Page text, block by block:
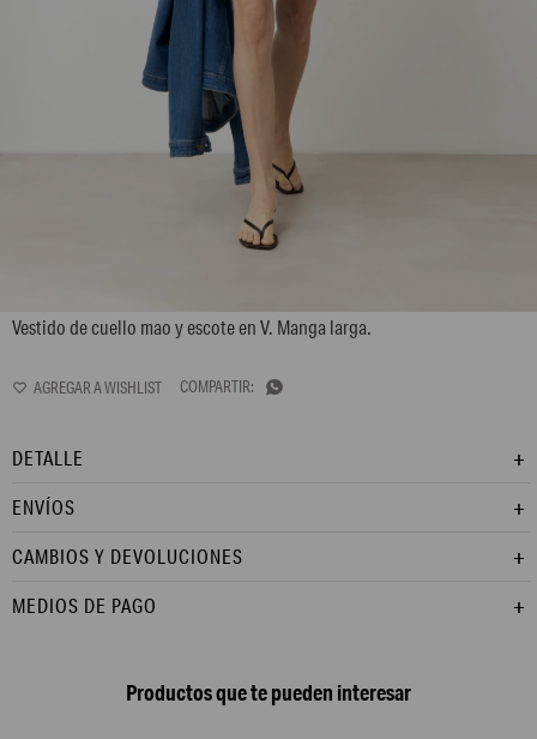
Vestido de cuello mao y escote en V. Manga larga.

DETALLE
ENVÍOS
CAMBIOS Y DEVOLUCIONES
MEDIOS DE PAGO
Productos que te pueden interesar